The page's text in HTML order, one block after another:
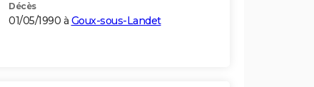
Décès
01/05/1990 à Goux-sous-Landet